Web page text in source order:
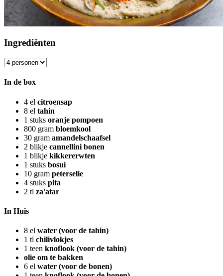
Ingrediënten
In de box
4 el citroensap
8 el tahin
1 stuks oranje pompoen
800 gram bloemkool
30 gram amandelschaafsel
2 blikje cannellini bonen
1 blikje kikkererwten
1 stuks bosui
10 gram peterselie
4 stuks pita
2 tl za'atar
In Huis
8 el water (voor de tahin)
1 tl chilivlokjes
1 teen knoflook (voor de tahin)
olie om te bakken
6 el water (voor de bonen)